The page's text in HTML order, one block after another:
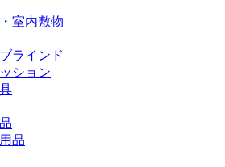
室内敷物
ラインド
ション
品